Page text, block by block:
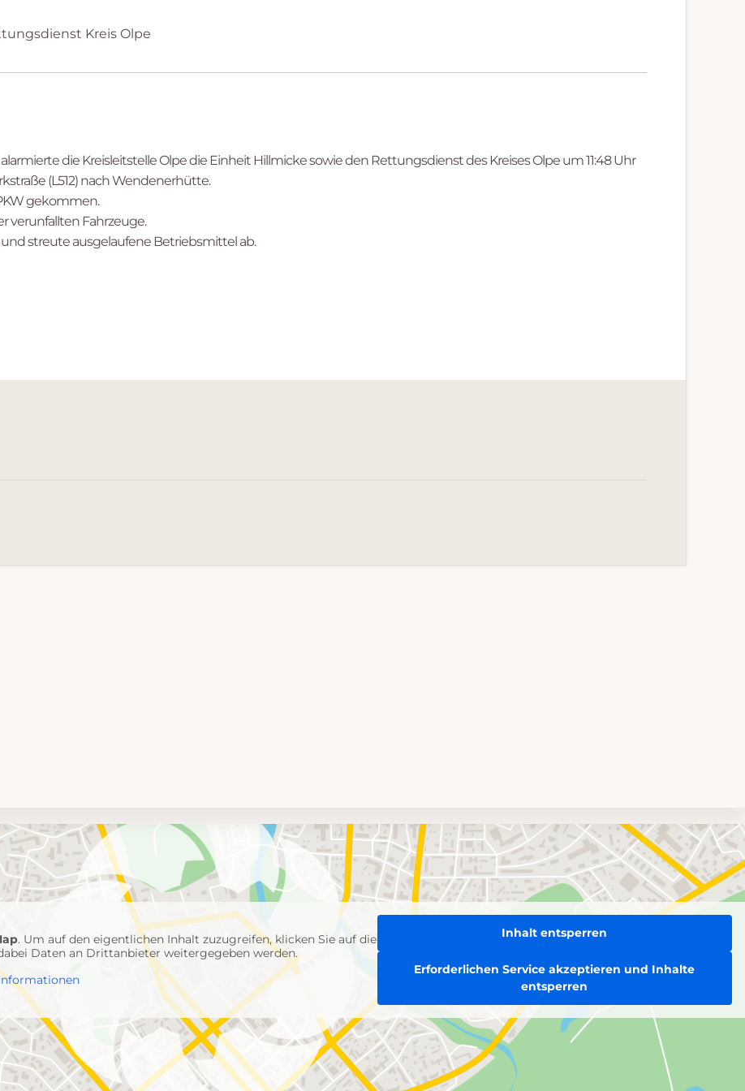
Kreis Olpe
die Kreisleitstelle Olpe die Einheit Hillmicke sowie den Rettungsdienst des Kreises Olpe um 11:48 Uhr
(L512) nach Wendenerhütte.
gekommen.
verunfallten Fahrzeuge.
streute ausgelaufene Betriebsmittel ab.
. Um auf den eigentlichen Inhalt zuzugreifen, klicken Sie auf die
Daten an Drittanbieter weitergegeben werden.
Inhalt entsperren
Erforderlichen Service akzeptieren und Inhalte
entsperren